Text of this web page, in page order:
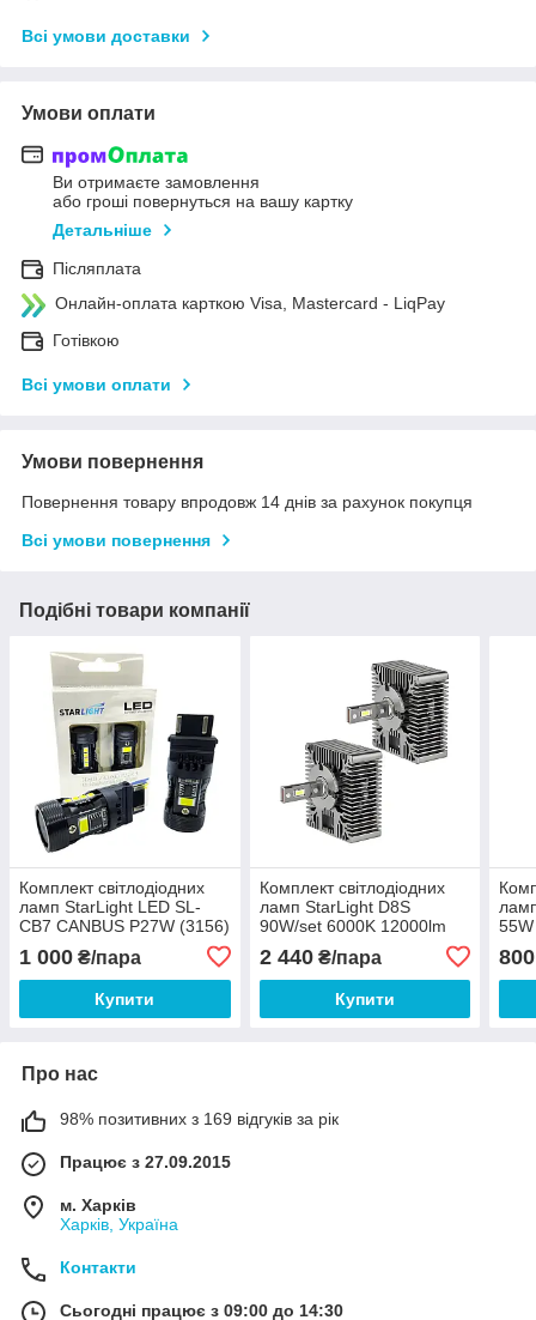
Всі умови доставки
Умови оплати
Ви отримаєте замовлення
або гроші повернуться на вашу картку
Детальніше
Післяплата
Онлайн-оплата карткою Visa, Mastercard - LiqPay
Готівкою
Всі умови оплати
Умови повернення
Повернення товару впродовж 14 днів за рахунок покупця
Всі умови повернення
Подібні товари компанії
Комплект світлодіодних
ламп StarLight LED SL-
CB7 CANBUS P27W (3156)
W2.5X16d WHITE 6000K
12V
1 000 ₴/пара
Купити
Комплект світлодіодних
ламп StarLight D8S
90W/set 6000K 12000lm
2 440₴/пара
Купити
800
Про нас
98% позитивних з 169 відгуків за рік
Працює з 27.09.2015
м. Харків
Харків, Україна
Контакти
Сьогодні працює з 09:00 до 14:30